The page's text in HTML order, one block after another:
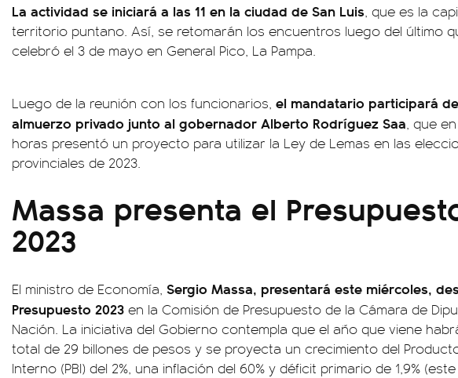
La actividad se iniciará a las 11 en la ciudad de San Luis, que es la
territorio puntano. Así, se retomarán los encuentros luego del último
celebró el 3 de mayo en General Pico, La Pampa.
Luego de la reunión con los funcionarios, el mandatario participará
almuerzo privado junto al gobernador Alberto Rodríguez Saa, que
horas presentó un proyecto para utilizar la Ley de Lemas en las
provinciales de 2023.
Massa presenta el
2023
El ministro de Economía, Sergio Massa, presentará este miércoles,
Presupuesto 2023 en la Comisión de Presupuesto de la Cámara de
Nación. La iniciativa del Gobierno contempla que el año que viene
total de 29 billones de pesos y se proyecta un crecimiento del
Interno (PBI) del 2%, una inflación del 60% y déficit primario de 1,9%